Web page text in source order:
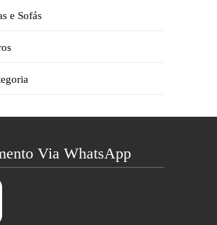
e Sofás
Via WhatsApp